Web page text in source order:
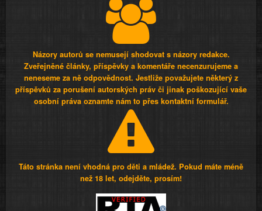
Názory autorů se nemusejí shodovat s názory redakce.
Zveřejněné články, příspěvky a komentáře necenzurujeme a
neneseme za ně odpovědnost. Jestliže považujete některý z
příspěvků za porušení autorských práv či jinak poškozující vaše
osobní práva oznamte nám to přes kontaktní formulář.
Táto stránka není vhodná pro děti a mládež. Pokud máte méně
než 18 let, odejděte, prosím!